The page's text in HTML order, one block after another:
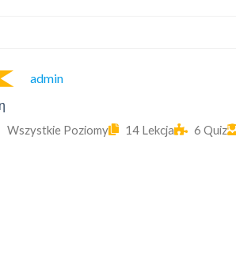
Admin
Wszystkie Poziomy 14 Lekcja 6 Quiz